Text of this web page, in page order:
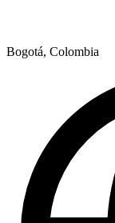
Bogotá, Colombia